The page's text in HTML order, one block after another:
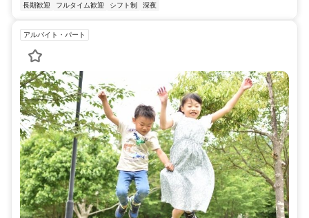
長期歓迎
フルタイム歓迎 シフト制 深夜
アルバイト・パート